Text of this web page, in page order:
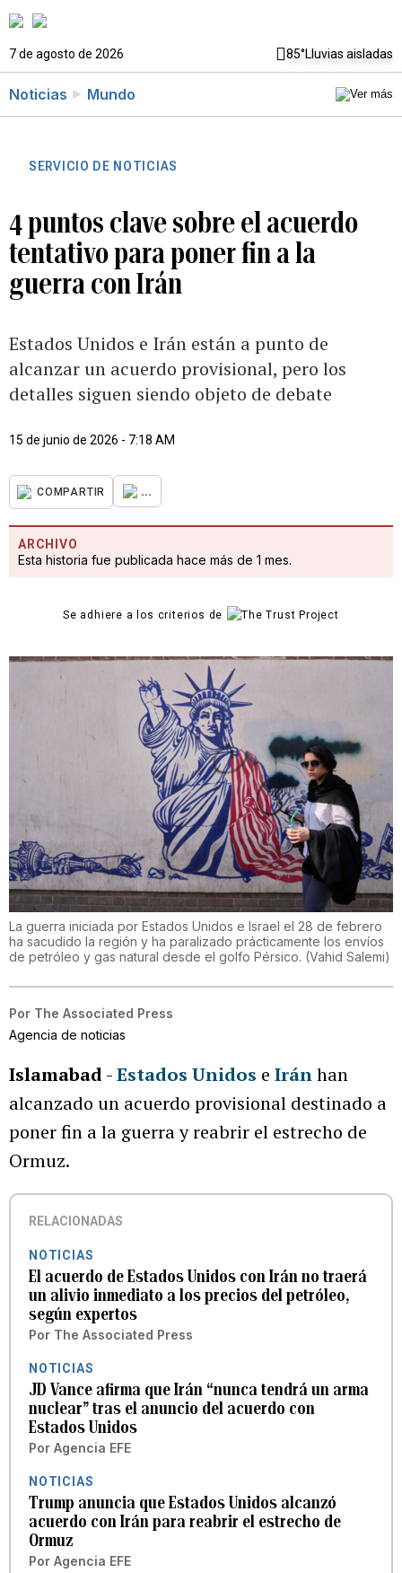
7 de agosto de 2026 85°Lluvias aisladas
Noticias Mundo
SERVICIO DE NOTICIAS
4 puntos clave sobre el acuerdo
tentativo para poner fin a la
guerra con Irán
Estados Unidos e Irán están a punto de
alcanzar un acuerdo provisional, pero los
detalles siguen siendo objeto de debate
15 de junio de 2026 - 7:18 AM
COMPARTIR ...
ARCHIVO
Esta historia fue publicada hace más de 1 mes.
Se adhiere a los criterios de
La guerra iniciada por Estados Unidos e Israel el 28 de febrero
ha sacudido la región y ha paralizado prácticamente los envíos
de petróleo y gas natural desde el golfo Pérsico. (Vahid Salemi)
Por The Associated Press
Agencia de noticias
Islamabad-Estados Unidos e Iránhan
alcanzado un acuerdo provisional destinado a
poner fin a la guerra y reabrir el estrecho de
Ormuz.
RELACIONADAS
NOTICIAS
El acuerdo de Estados Unidos con Irán no traerá
un alivio inmediato a los precios del petróleo,
según expertos
Por The Associated Press
NOTICIAS
JD Vance afirma que Irán “nunca tendrá un arma
nuclear” tras el anuncio del acuerdo con
Estados Unidos
Por Agencia EFE
NOTICIAS
Trump anuncia que Estados Unidos alcanzó
acuerdo con Irán para reabrir el estrecho de
Ormuz
Por Agencia EFE